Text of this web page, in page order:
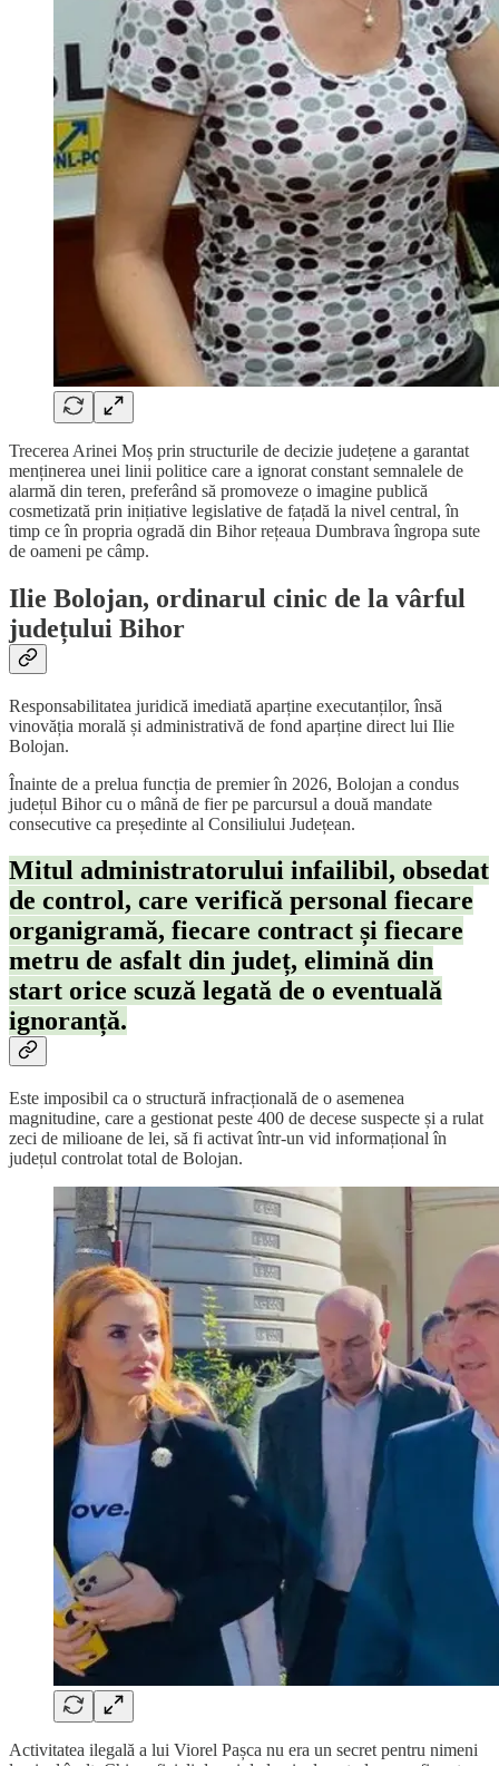
Trecerea Arinei Moș prin structurile de decizie județene a garantat
menținerea unei linii politice care a ignorat constant semnalele de
alarmă din teren, preferând să promoveze o imagine publică
cosmetizată prin inițiative legislative de fațadă la nivel central, în
timp ce în propria ogradă din Bihor rețeaua Dumbrava îngropa sute
de oameni pe câmp.
Ilie Bolojan, ordinarul cinic de la vârful
județului Bihor
Responsabilitatea juridică imediată aparține executanților, însă
vinovăția morală și administrativă de fond aparține direct lui Ilie
Bolojan.
Înainte de a prelua funcția de premier în 2026, Bolojan a condus
județul Bihor cu o mână de fier pe parcursul a două mandate
consecutive ca președinte al Consiliului Județean.
Mitul administratorului infailibil, obsedat
de control, care verifică personal fiecare
organigramă, fiecare contract și fiecare
metru de asfalt din județ, elimină din
start orice scuză legată de o eventuală
ignoranță.
Este imposibil ca o structură infracțională de o asemenea
magnitudine, care a gestionat peste 400 de decese suspecte și a rulat
zeci de milioane de lei, să fi activat într-un vid informațional în
județul controlat total de Bolojan.
Activitatea ilegală a lui Viorel Pașca nu era un secret pentru nimeni